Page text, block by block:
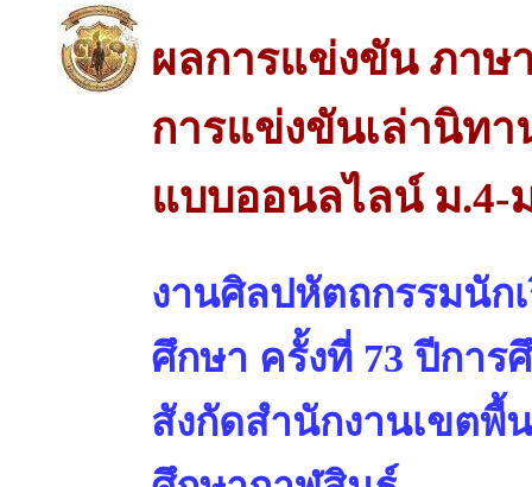
ผลการแข่งขัน ภาษ
การแข่งขันเล่านิทา
แบบออนลไลน์ ม.4-
งานศิลปหัตถกรรมนัก
ศึกษา ครั้งที่ 73 ปีการ
สังกัดสำนักงานเขตพื้